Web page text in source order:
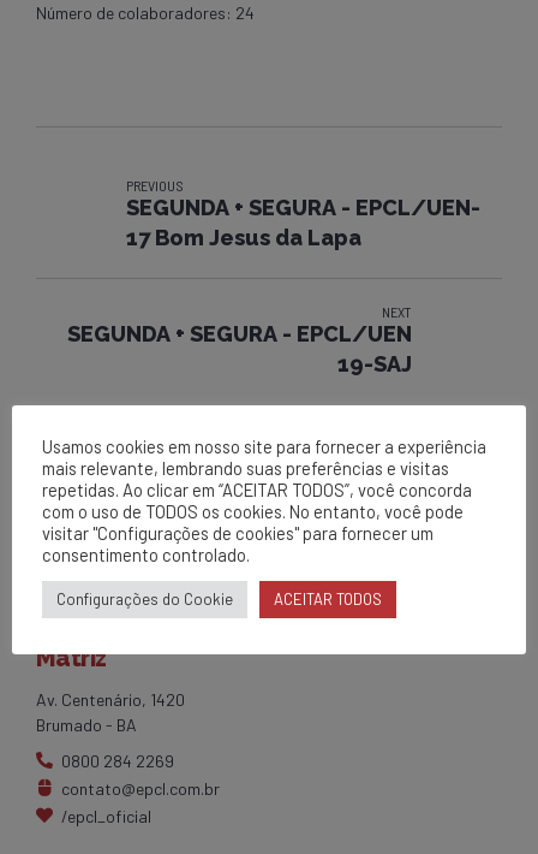
Número de colaboradores: 24
PREVIOUS
SEGUNDA + SEGURA - EPCL/UEN-
17 Bom Jesus da Lapa
NEXT
SEGUNDA + SEGURA - EPCL/UEN
19-SAJ
Matriz
Av. Centenário, 1420
Brumado - BA
0800 284 2269
contato@epcl.com.br
/epcl_oficial
Usamos cookies em nosso site para fornecer a experiência
mais relevante, lembrando suas preferências e visitas
repetidas. Ao clicar em “ACEITAR TODOS”, você concorda
com o uso de TODOS os cookies. No entanto, você pode
visitar "Configurações de cookies" para fornecer um
consentimento controlado.
Configurações do Cookie ACEITAR TODOS